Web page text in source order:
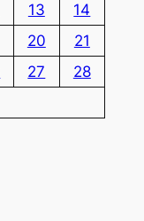
13
14
20
21
27
28